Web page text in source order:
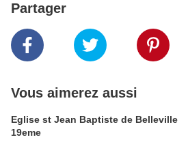
Partager
Vous aimerez aussi
Eglise st Jean Baptiste de Belleville
19eme